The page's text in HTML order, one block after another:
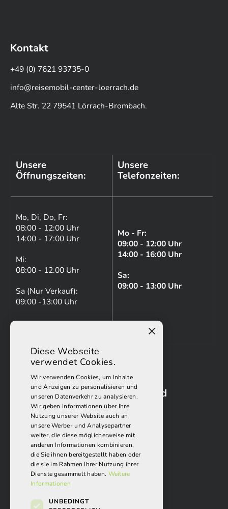
Kontakt
+49 (0) 7621 93735-0
info@reisemobil-center-loerrach.de
Alte Str. 22 79541 Lörrach-Brombach.
Unsere
Öffnungszeiten:
Unsere
Telefonzeiten:
Mo, Di, Do, Fr:
08:00 - 12:00 Uhr
14:00 - 17:00 Uhr
Mi:
08:00 - 12.00 Uhr
Sa (Nur Verkauf):
09:00 -13:00 Uhr
Mo - Fr:
09:00 - 12:00 Uhr
14:00 - 16:00 Uhr
Sa:
09:00 - 13:00 Uhr
Folgen Sie uns auf Facebook und
Instagram:
×
Diese Webseite
verwendet Cookies.
Wir verwenden Cookies, um Inhalte
und Anzeigen zu personalisieren und
unseren Datenverkehr zu analysieren.
Wir geben Informationen über Ihre
Nutzung unserer Website auch an
unsere Werbe- und Analysepartner
weiter, die diese möglicherweise mit
anderen Informationen kombinieren,
die Sie ihnen bereitgestellt haben oder
die sie im Rahmen Ihrer Nutzung ihrer
Dienste gesammelt haben. Weitere
Informationen
UNBEDINGT